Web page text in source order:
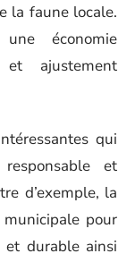
la faune locale.
économie
ajustement
qui
et
d’exemple, la
pour
durable ainsi